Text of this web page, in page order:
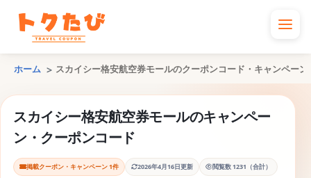
ホーム スカイシー格安航空券モールのクーポンコード・キャンペーン
スカイシー格安航空券モールのキャンペー
ン・クーポンコード
掲載クーポン・キャンペーン 1件 2026年4月16日更新 閲覧数 1231（合計）